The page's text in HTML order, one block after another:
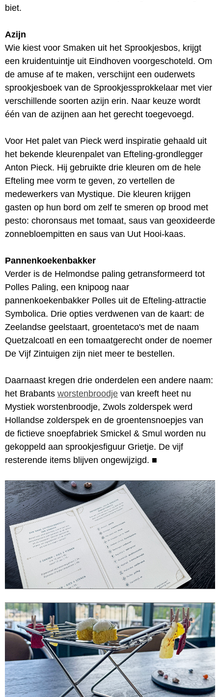
biet.
Azijn
Wie kiest voor Smaken uit het Sprookjesbos, krijgt
een kruidentuintje uit Eindhoven voorgeschoteld. Om
de amuse af te maken, verschijnt een ouderwets
sprookjesboek van de Sprookjessprokkelaar met vier
verschillende soorten azijn erin. Naar keuze wordt
één van de azijnen aan het gerecht toegevoegd.
Voor Het palet van Pieck werd inspiratie gehaald uit
het bekende kleurenpalet van Efteling-grondlegger
Anton Pieck. Hij gebruikte drie kleuren om de hele
Efteling mee vorm te geven, zo vertellen de
medewerkers van Mystique. Die kleuren krijgen
gasten op hun bord om zelf te smeren op brood met
pesto: choronsaus met tomaat, saus van geoxideerde
zonnebloempitten en saus van Uut Hooi-kaas.
Pannenkoekenbakker
Verder is de Helmondse paling getransformeerd tot
Polles Paling, een knipoog naar
pannenkoekenbakker Polles uit de Efteling-attractie
Symbolica. Drie opties verdwenen van de kaart: de
Zeelandse geelstaart, groentetaco's met de naam
Quetzalcoatl en een tomaatgerecht onder de noemer
De Vijf Zintuigen zijn niet meer te bestellen.
Daarnaast kregen drie onderdelen een andere naam:
het Brabants worstenbroodje van kreeft heet nu
Mystiek worstenbroodje, Zwols zolderspek werd
Hollandse zolderspek en de groentensnoepjes van
de fictieve snoepfabriek Smickel & Smul worden nu
gekoppeld aan sprookjesfiguur Grietje. De vijf
resterende items blijven ongewijzigd. ■